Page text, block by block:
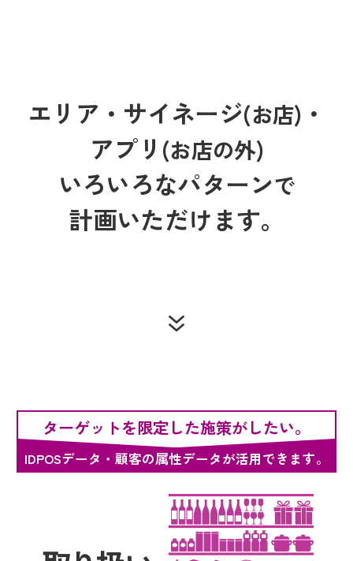
エリア・サイネージ(お店) ・
アプリ (お店の外)
いろいろなパターンで
計画いただけます。
ターゲットを限定した施策がしたい。
IDPOSデータ・顧客の属性データが活用できます。